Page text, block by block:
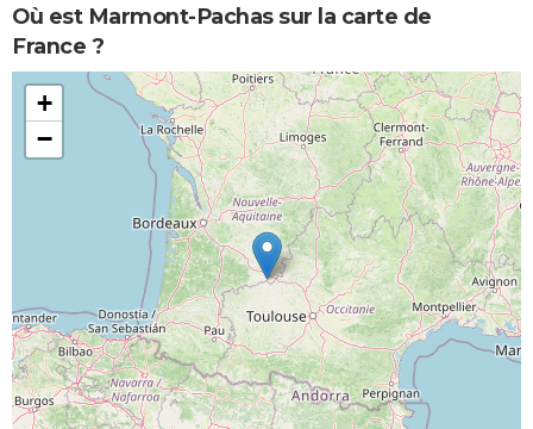
Où est Marmont-Pachas sur la carte de
France ?
+
−